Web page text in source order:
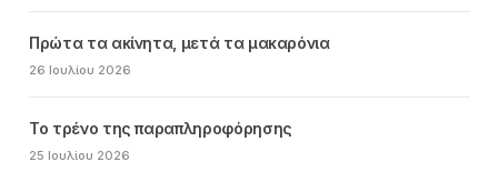
Πρώτα τα ακίνητα, μετά τα μακαρόνια
26 Ιουλίου 2026
Το τρένο της παραπληροφόρησης
25 Ιουλίου 2026